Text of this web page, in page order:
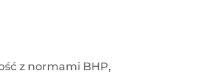
z normami BHP,